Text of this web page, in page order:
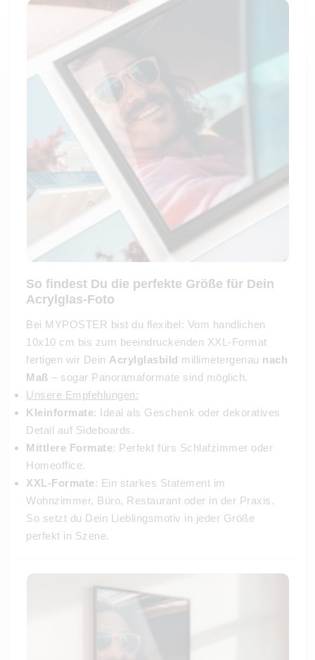
So findest Du die perfekte Größe für Dein
Acrylglas-Foto
Bei MYPOSTER bist du flexibel: Vom handlichen
10x10 cm bis zum beeindruckenden XXL-Format
fertigen wir Dein Acrylglasbild millimetergenau nach
Maß – sogar Panoramaformate sind möglich.
Unsere Empfehlungen:
Kleinformate: Ideal als Geschenk oder dekoratives
Detail auf Sideboards.
Mittlere Formate: Perfekt fürs Schlafzimmer oder
Homeoffice.
XXL-Formate: Ein starkes Statement im
Wohnzimmer, Büro, Restaurant oder in der Praxis.
So setzt du Dein Lieblingsmotiv in jeder Größe
perfekt in Szene.